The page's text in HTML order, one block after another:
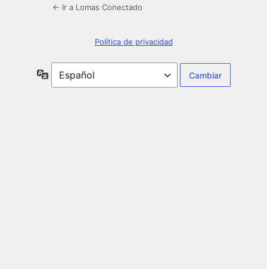
← Ir a Lomas Conectado
Política de privacidad
Idioma